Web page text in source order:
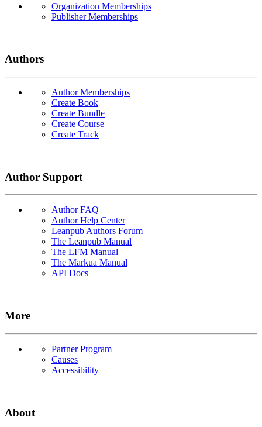
Organization Memberships
Publisher Memberships
Authors
Author Memberships
Create Book
Create Bundle
Create Course
Create Track
Author Support
Author FAQ
Author Help Center
Leanpub Authors Forum
The Leanpub Manual
The LFM Manual
The Markua Manual
API Docs
More
Partner Program
Causes
Accessibility
About